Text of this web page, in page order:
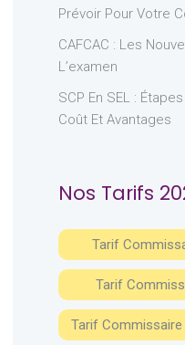
Prévoir Pour Votre
CAFCAC : Les
L’examen
SCP En SEL :
Coût Et Avantages
Nos Tarifs
Tarif
Tarif
Tarif